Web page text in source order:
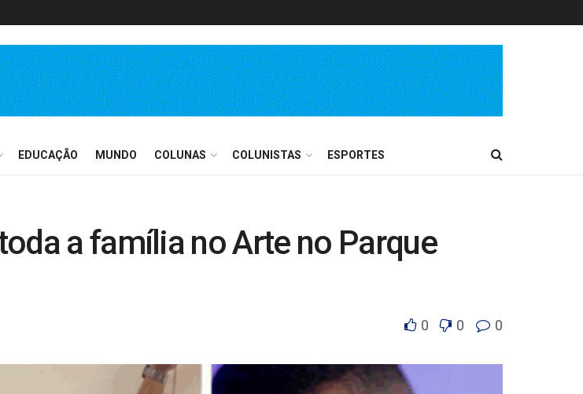
EDUCAÇÃO MUNDO COLUNAS COLUNISTAS ESPORTES
a família no Arte no Parque
0 0 0